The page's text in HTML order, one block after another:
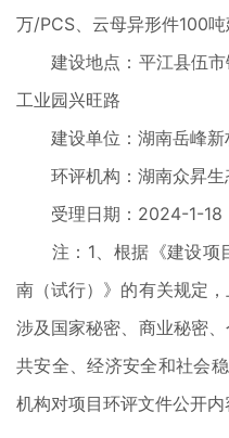
万/PCS、云母异形件100吨
建设地点：平江县伍市
工业园兴旺路
建设单位：湖南岳峰新
环评机构：湖南众昇生
受理日期：2024-1-18
注：1、根据《建设项
南（试行）》的有关规定
涉及国家秘密、商业秘密
共安全、经济安全和社会
机构对项目环评文件公开内